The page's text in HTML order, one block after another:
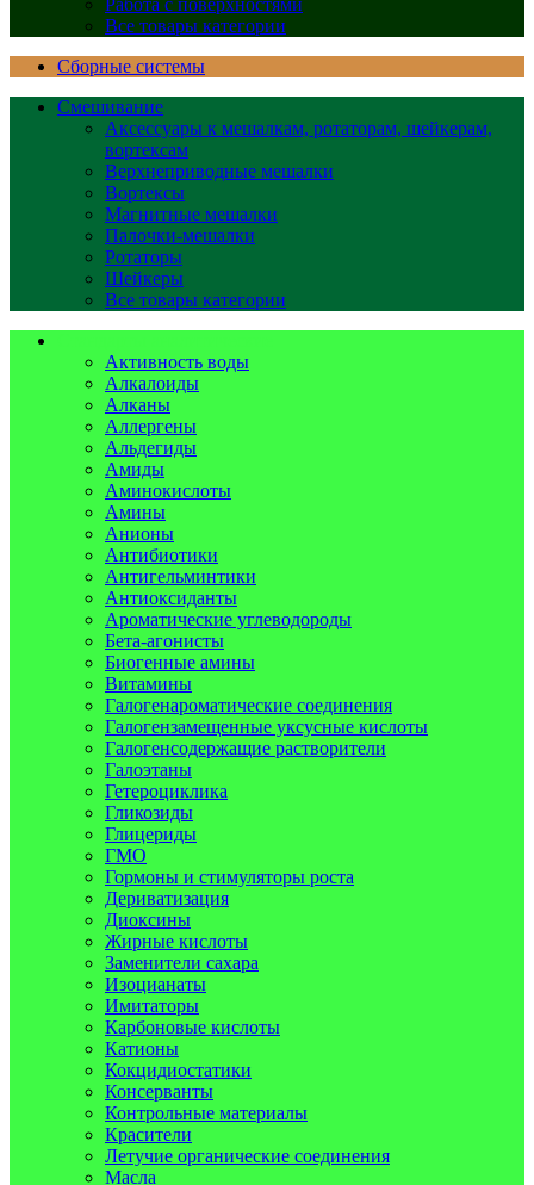
Работа с поверхностями
Все товары категории
Сборные системы
Смешивание
Аксессуары к мешалкам, ротаторам, шейкерам,
вортексам
Верхнеприводные мешалки
Вортексы
Магнитные мешалки
Палочки-мешалки
Ротаторы
Шейкеры
Все товары категории
Активность воды
Алкалоиды
Алканы
Аллергены
Альдегиды
Амиды
Аминокислоты
Амины
Анионы
Антибиотики
Антигельминтики
Антиоксиданты
Ароматические углеводороды
Бета-агонисты
Биогенные амины
Витамины
Галогенароматические соединения
Галогензамещенные уксусные кислоты
Галогенсодержащие растворители
Галоэтаны
Гетероциклика
Гликозиды
Глицериды
ГМО
Гормоны и стимуляторы роста
Дериватизация
Диоксины
Жирные кислоты
Заменители сахара
Изоцианаты
Имитаторы
Карбоновые кислоты
Катионы
Кокцидиостатики
Консерванты
Контрольные материалы
Красители
Летучие органические соединения
Масла